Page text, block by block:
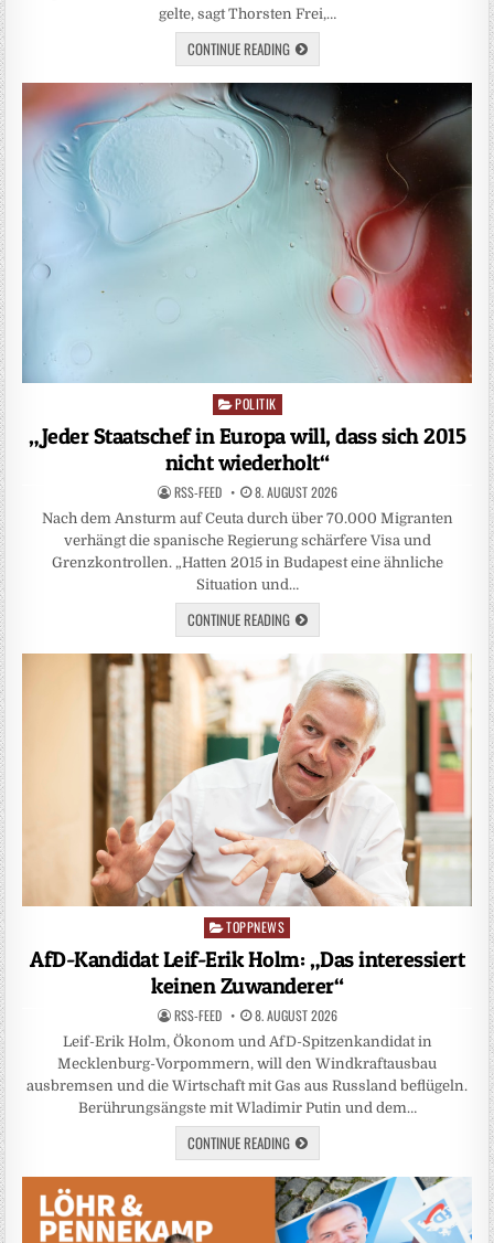
gelte, sagt Thorsten Frei,…
CONTINUE READING
Posted
in
POLITIK
„Jeder Staatschef in Europa will, dass sich 2015
nicht wiederholt“
RSS-FEED 8. AUGUST 2026
Nach dem Ansturm auf Ceuta durch über 70.000 Migranten
verhängt die spanische Regierung schärfere Visa und
Grenzkontrollen. „Hatten 2015 in Budapest eine ähnliche
Situation und…
CONTINUE READING
Posted
in
TOPPNEWS
AfD-Kandidat Leif-Erik Holm: „Das interessiert
keinen Zuwanderer“
RSS-FEED 8. AUGUST 2026
Leif-Erik Holm, Ökonom und AfD-Spitzenkandidat in
Mecklenburg-Vorpommern, will den Windkraftausbau
ausbremsen und die Wirtschaft mit Gas aus Russland beflügeln.
Berührungsängste mit Wladimir Putin und dem…
CONTINUE READING